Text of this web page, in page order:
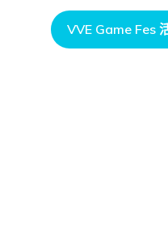
VVE Game Fes